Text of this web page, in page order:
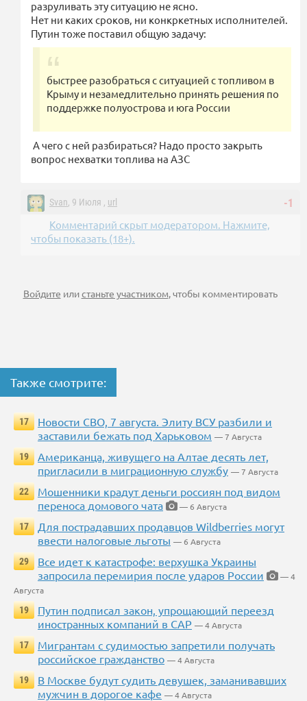
разруливать эту ситуацию не ясно.
Нет ни каких сроков, ни конкркетных исполнителей.
Путин тоже поставил общую задачу:
быстрее разобраться с ситуацией с топливом в
Крыму и незамедлительно принять решения по
поддержке полуострова и юга России
А чего с ней разбираться? Надо просто закрыть
вопрос нехватки топлива на АЗС
-1
Svan, 9 Июля , url
Комментарий скрыт модератором. Нажмите,
чтобы показать (18+).
Войдите илистаньте участником, чтобы комментировать
Также смотрите:
17
Новости СВО, 7 августа. Элиту ВСУ разбили и
заставили бежать под Харьковом — 7 Августа
19
Американца, живущего на Алтае десять лет,
пригласили в миграционную службу — 7 Августа
22
Мошенники крадут деньги россиян под видом
переноса домового чата
— 6 Августа
17
Для пострадавших продавцов Wildberries могут
ввести налоговые льготы — 6 Августа
29
Все идет к катастрофе: верхушка Украины
запросила перемирия после ударов России
— 4
Августа
19
Путин подписал закон, упрощающий переезд
иностранных компаний в САР — 4 Августа
17
Мигрантам с судимостью запретили получать
российское гражданство — 4 Августа
19
В Москве будут судить девушек, заманивавших
мужчин в дорогое кафе — 4 Августа